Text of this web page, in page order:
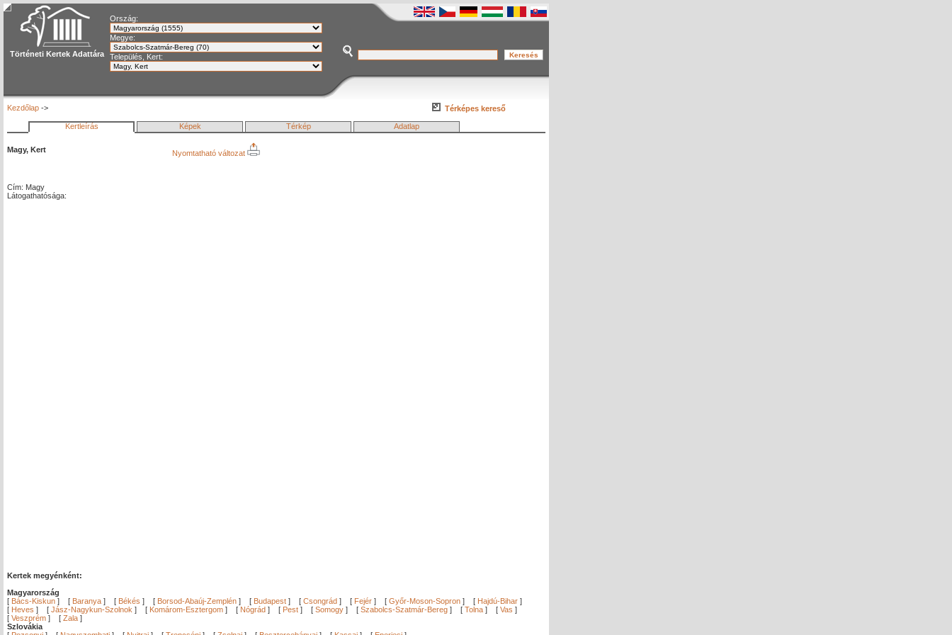
Történeti Kertek Adattára
Ország:
Megye:
Település, Kert:
Kezdőlap -> Térképes kereső
Kertleírás Képek Térkép Adatlap
Magy, Kert Nyomtatható változat
Cím: Magy
Látogathatósága:
Kertek megyénként:
Magyarország
[ Bács-Kiskun ] [ Baranya ] [ Békés ] [ Borsod-Abaúj-Zemplén ] [ Budapest ] [ Csongrád ] [ Fejér ] [ Győr-Moson-Sopron ] [ Hajdú-Bihar ]
[ Heves ] [ Jász-Nagykun-Szolnok ] [ Komárom-Esztergom ] [ Nógrád ] [ Pest ] [ Somogy ] [ Szabolcs-Szatmár-Bereg ] [ Tolna ] [ Vas ]
[ Veszprém ] [ Zala ]
Szlovákia